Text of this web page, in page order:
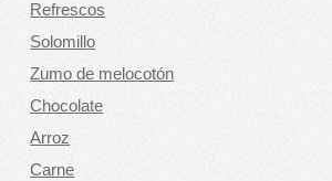
Refrescos
Solomillo
Zumo de melocotón
Chocolate
Arroz
Carne